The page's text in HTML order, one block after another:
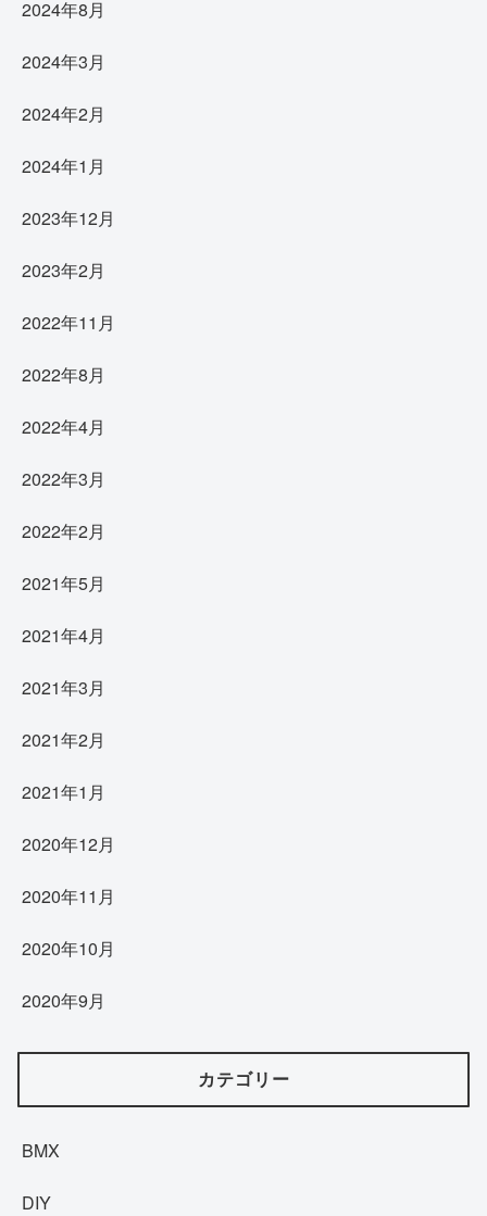
2024年8月
2024年3月
2024年2月
2024年1月
2023年12月
2023年2月
2022年11月
2022年8月
2022年4月
2022年3月
2022年2月
2021年5月
2021年4月
2021年3月
2021年2月
2021年1月
2020年12月
2020年11月
2020年10月
2020年9月
カテゴリー
BMX
DIY